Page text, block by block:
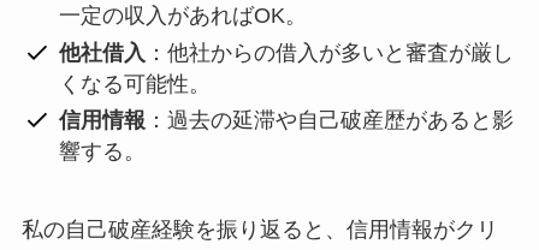
一定の収入があればOK。
他社借入 ：他社からの借入が多いと審査が厳し
くなる可能性。
信用情報 ：過去の延滞や自己破産歴があると影
響する。
私の自己破産経験を振り返ると、信用情報がクリ